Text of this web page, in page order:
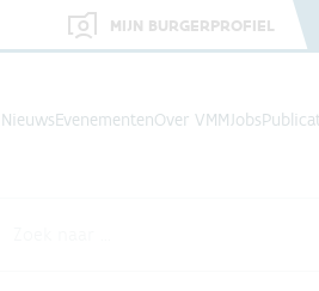
MIJN BURGERPROFIEL
NieuwsEvenementenOver VMMJobs